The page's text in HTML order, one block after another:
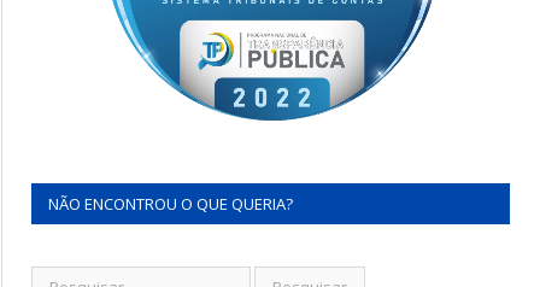
NÃO ENCONTROU O QUE QUERIA?